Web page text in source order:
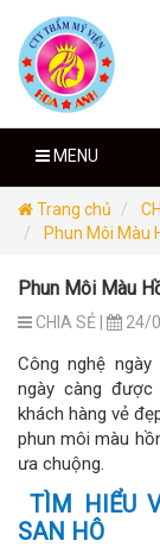
MENU
Trang chủ
Phun Môi Màu
Phun Môi Màu
CHIA SẺ | 24/
Công nghệ
ngày càng
khách hàng vẻ
phun môi màu
ưa chuộng.
TÌM HIỂU
SAN HÔ